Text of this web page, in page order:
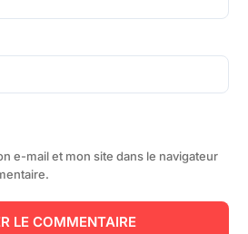
e-mail et mon site dans le navigateur